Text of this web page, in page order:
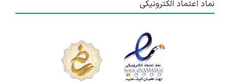
نماد اعتماد الکترونیکی